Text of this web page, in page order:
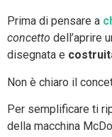
Prima di pensare a
concetto dell’aprire
disegnata e
Non è chiaro il
Per semplificare ti
della macchina